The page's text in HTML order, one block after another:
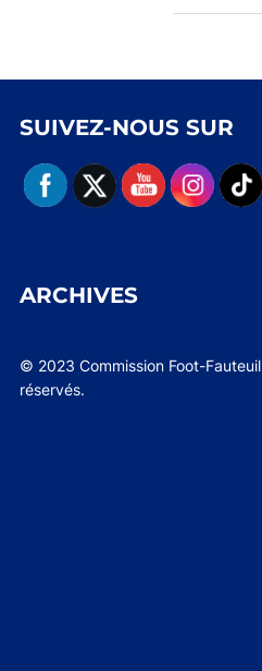
SUIVEZ-NOUS SUR
ARCHIVES
© 2023 Commission Foot-
réservés.